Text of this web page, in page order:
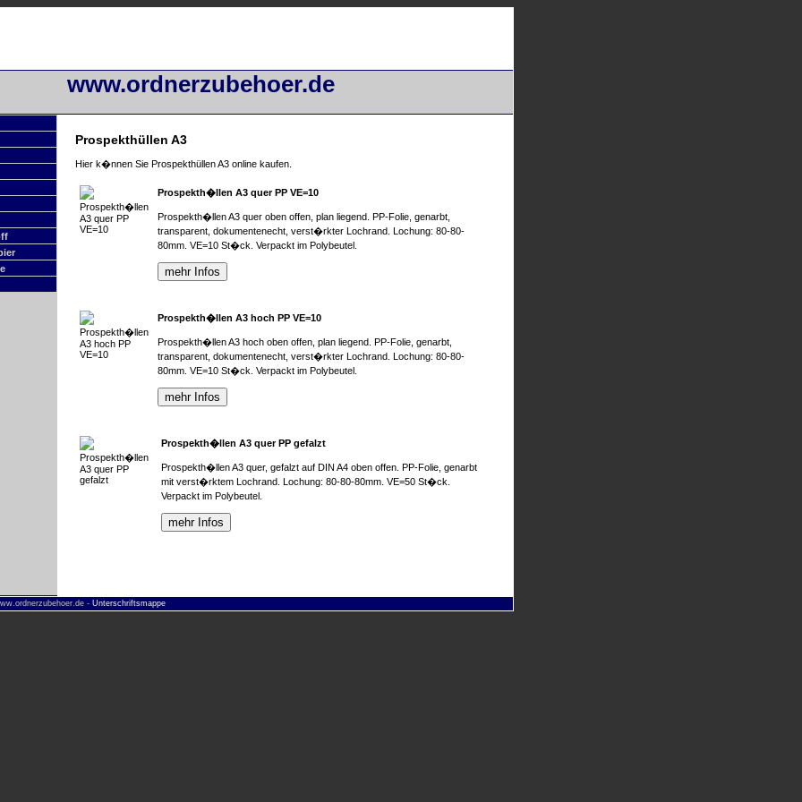
www.ordnerzubehoer.de
Prospekthüllen A3
Hier k�nnen Sie Prospekthüllen A3 online kaufen.
Prospekth�llen A3 quer PP VE=10
Prospekth�llen A3 quer oben offen, plan liegend. PP-Folie, genarbt,
transparent, dokumentenecht, verst�rkter Lochrand. Lochung: 80-80-
80mm. VE=10 St�ck. Verpackt im Polybeutel.
Prospekth�llen A3 hoch PP VE=10
Prospekth�llen A3 hoch oben offen, plan liegend. PP-Folie, genarbt,
transparent, dokumentenecht, verst�rkter Lochrand. Lochung: 80-80-
80mm. VE=10 St�ck. Verpackt im Polybeutel.
Prospekth�llen A3 quer PP gefalzt
Prospekth�llen A3 quer, gefalzt auf DIN A4 oben offen. PP-Folie, genarbt
mit verst�rktem Lochrand. Lochung: 80-80-80mm. VE=50 St�ck.
Verpackt im Polybeutel.
- Unterschriftsmappe